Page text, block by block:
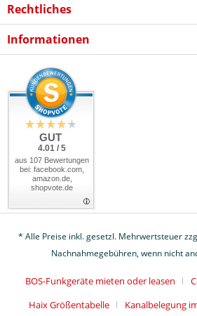
Rechtliches
Informationen
GUT
4.01 / 5
aus 107 Bewertungen
bei: facebook.com,
amazon.de,
shopvote.de
* Alle Preise inkl. gesetzl. Mehrwertsteuer
Nachnahmegebühren, wenn nicht
BOS-Funkgeräte mieten oder leasen
Haix Größentabelle
Kanalbelegung